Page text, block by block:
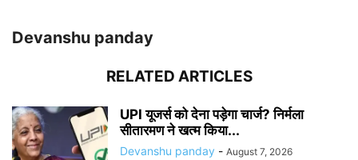
Devanshu panday
RELATED ARTICLES
UPI यूजर्स को देना पड़ेगा चार्ज? निर्मला
सीतारमण ने खत्म किया...
Devanshu panday - August 7, 2026